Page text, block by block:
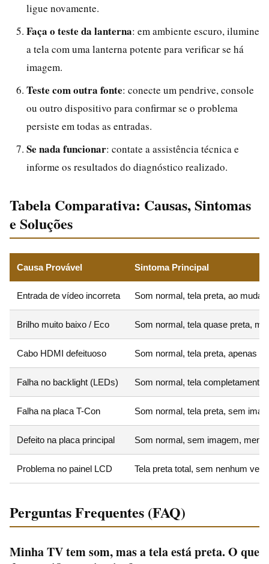
ligue novamente.
Faça o teste da lanterna: em ambiente escuro, ilumine
a tela com uma lanterna potente para verificar se há
imagem.
Teste com outra fonte: conecte um pendrive, console
ou outro dispositivo para confirmar se o problema
persiste em todas as entradas.
Se nada funcionar: contate a assistência técnica e
informe os resultados do diagnóstico realizado.
Tabela Comparativa: Causas, Sintomas
e Soluções
Causa Provável Sintoma Principal
Entrada de vídeo incorreta Som normal, tela preta, ao
Brilho muito baixo / Eco Som normal, tela quase preta,
Cabo HDMI defeituoso Som normal, tela preta, apenas
Falha no backlight (LEDs) Som normal, tela
Falha na placa T-Con Som normal, tela preta, sem
Defeito na placa principal Som normal, sem imagem,
Problema no painel LCD Tela preta total, sem nenhum
Perguntas Frequentes (FAQ)
Minha TV tem som, mas a tela está preta. O que